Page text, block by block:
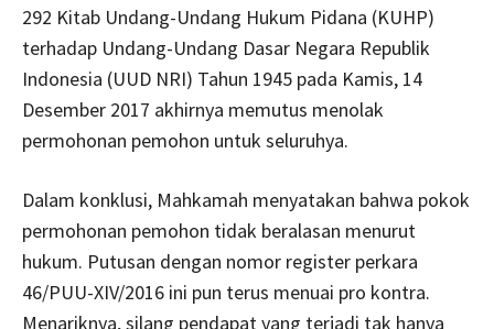
292 Kitab Undang-Undang Hukum Pidana (KUHP)
terhadap Undang-Undang Dasar Negara Republik
Indonesia (UUD NRI) Tahun 1945 pada Kamis, 14
Desember 2017 akhirnya memutus menolak
permohonan pemohon untuk seluruhya.
Dalam konklusi, Mahkamah menyatakan bahwa pokok
permohonan pemohon tidak beralasan menurut
hukum. Putusan dengan nomor register perkara
46/PUU-XIV/2016 ini pun terus menuai pro kontra.
Menariknya, silang pendapat yang terjadi tak hanya